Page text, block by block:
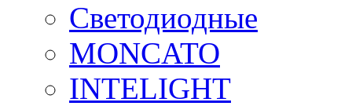
Светодиодные
MONCATO
INTELIGHT